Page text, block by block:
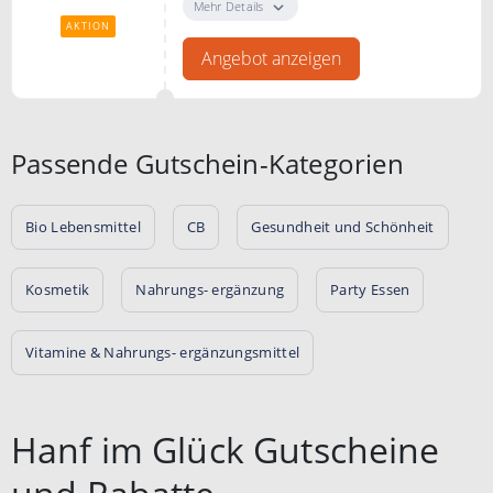
AKTION
zugreifen und sparen. Jede Woche
Mehr Details
Angebot anzeigen
Passende Gutschein-Kategorien
Bio Lebensmittel CB Gesundheit und Schönheit
Kosmetik Nahrungs- ergänzung Party Essen
Vitamine & Nahrungs- ergänzungsmittel
Hanf im Glück Gutscheine